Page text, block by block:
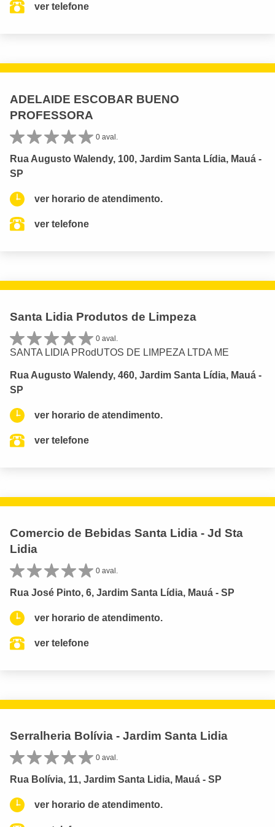
ver telefone
ADELAIDE ESCOBAR BUENO
PROFESSORA
0 aval.
Rua Augusto Walendy, 100, Jardim Santa Lídia, Mauá -
SP
ver horario de atendimento.
ver telefone
Santa Lidia Produtos de Limpeza
0 aval.
SANTA LIDIA PRodUTOS DE LIMPEZA LTDA ME
Rua Augusto Walendy, 460, Jardim Santa Lídia, Mauá -
SP
ver horario de atendimento.
ver telefone
Comercio de Bebidas Santa Lidia - Jd Sta
Lidia
0 aval.
Rua José Pinto, 6, Jardim Santa Lídia, Mauá - SP
ver horario de atendimento.
ver telefone
Serralheria Bolívia - Jardim Santa Lidia
0 aval.
Rua Bolívia, 11, Jardim Santa Lidia, Mauá - SP
ver horario de atendimento.